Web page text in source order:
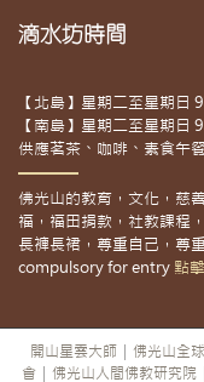
滴水坊時間
【北島】星期二至星期日
【南島】星期二至星期日
供應茗茶、咖啡、素食午
佛光山的教育，文化，慈
福，福田捐款，社教課程
長褲長裙，尊重自己，尊
compulsory for entry 點
開山星雲大師 佛光山全
會
佛光山人間佛教研究院